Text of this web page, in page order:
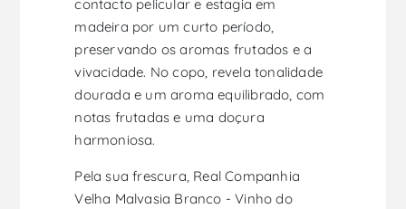
contacto pelicular e estagia em
madeira por um curto período,
preservando os aromas frutados e a
vivacidade. No copo, revela tonalidade
dourada e um aroma equilibrado, com
notas frutadas e uma doçura
harmoniosa.
Pela sua frescura, Real Companhia
Velha Malvasia Branco - Vinho do